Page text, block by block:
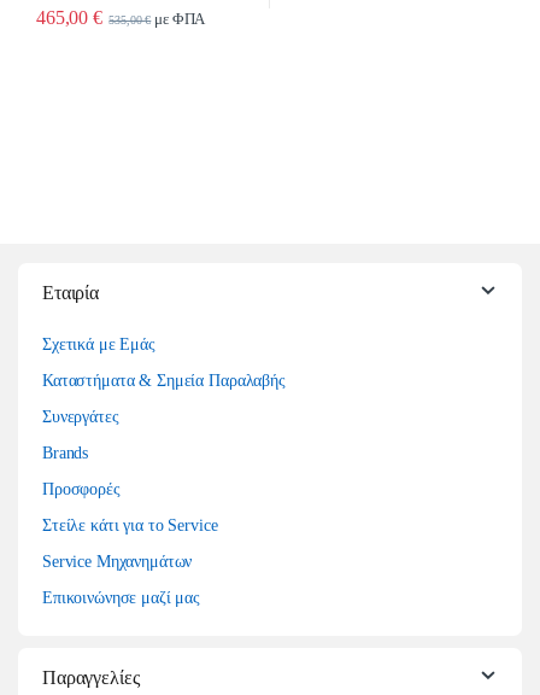
465,00€ 535,00€με ΦΠΑ
Εταιρία
Σχετικά με Εμάς
Καταστήματα & Σημεία Παραλαβής
Συνεργάτες
Brands
Προσφορές
Στείλε κάτι για το Service
Service Μηχανημάτων
Επικοινώνησε μαζί μας
Παραγγελίες